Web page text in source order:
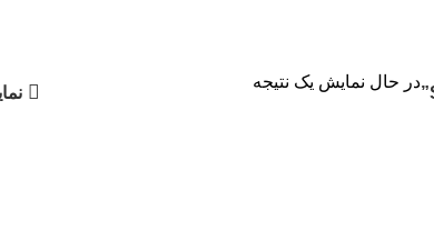
در حال نمایش یک نتیجه